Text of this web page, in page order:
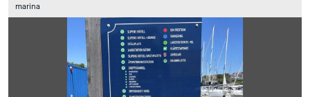
marina